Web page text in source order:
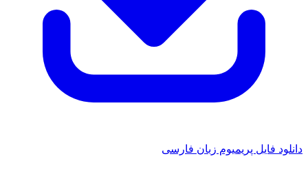
دانلود فایل پریمیوم زبان فارسی